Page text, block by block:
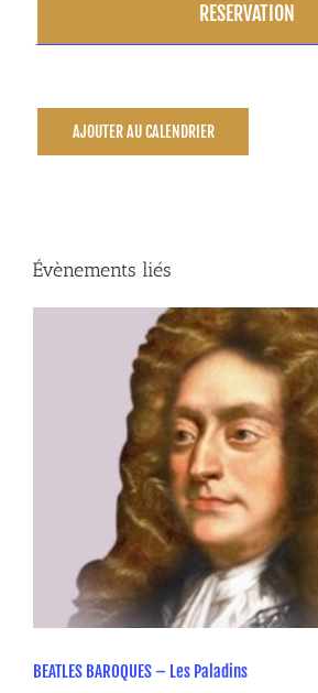
RESERVATION
AJOUTER AU CALENDRIER
Évènements liés
BEATLES BAROQUES – Les Paladins